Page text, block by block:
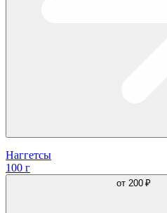
Наггетсы
100 г
от 200 ₽